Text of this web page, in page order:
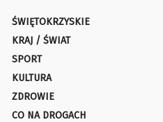
ŚWIĘTOKRZYSKIE
KRAJ / ŚWIAT
SPORT
KULTURA
ZDROWIE
CO NA DROGACH